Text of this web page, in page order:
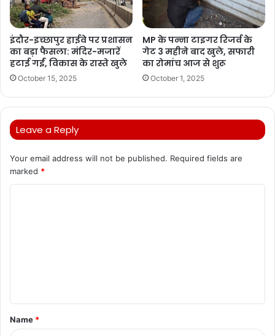
इंदौर-इच्छापुर हाईवे पर प्रशासन
का बड़ा फैसला: मंदिर-मजारें
हटाई गईं, विकास के रास्ते खुले
October 15, 2025
MP के पन्ना टाइगर रिजर्व के
गेट 3 महीने बाद खुले, सफारी
का रोमांच आज से शुरू
October 1, 2025
Leave a Reply
Your email address will not be published. Required fields are
marked *
t
*
Name *